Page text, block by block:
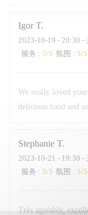
Igor T
2023-10-19 - 20:30 -
服务 : 5/5 氛围 : 5/5
We really loved
delicious food and
Stephanie T
2023-10-21 - 19:30 -
服务 : 5/5 氛围 : 5/5
Très agréable,